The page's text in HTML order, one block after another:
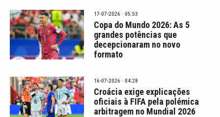
17-07-2026 · 05:53
Copa do Mundo 2026: As 5
grandes potências que
decepcionaram no novo
formato
16-07-2026 · 04:28
Croácia exige explicações
oficiais à FIFA pela polémica
arbitragem no Mundial 2026